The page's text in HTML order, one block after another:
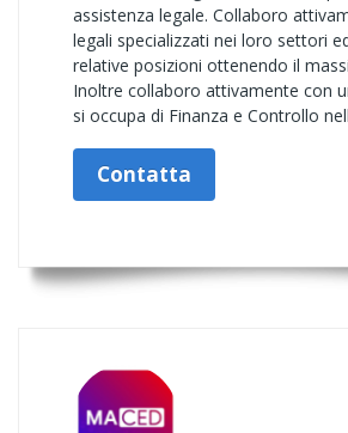
assistenza legale. Collaboro
legali specializzati nei loro settori
relative posizioni ottenendo il
Inoltre collaboro attivamente con
si occupa di Finanza e Controllo
Contatta